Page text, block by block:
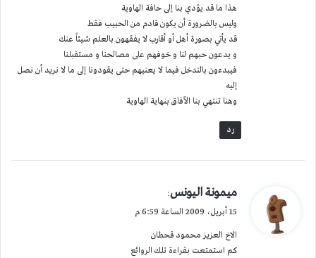
هذا ما قد يؤدي بنا إلى حافة الهاوية
وليس بالضرورة أن يكون قادم من الحبيب فقط
قد يأتي بصورة أهل أو أقارب لا يفقهون بالعلم شيئاً عنك
و يدعون حبهم لنا و خوفهم على مصالحنا و مستقبلنا
فيبدءون بالتدخل فيما لا يعنيهم حتى يقودونا إلى ما لا نريد أن نصل
إليه
وهنا تنتهي بنا الآفاق بنهاية الهاوية
رد
ي
ل
ميمونة اليونس:
15 أبريل، 2009 الساعة 6:59 م
الاخ العزيز محمود قحطان
كم استمتعت بقراءة تلك الروائع